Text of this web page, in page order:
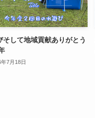
そして地域貢献ありがとう
7月18日